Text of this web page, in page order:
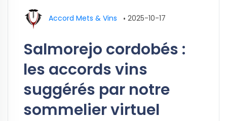
Accord Mets & Vins • 2025-10-17
Salmorejo cordobés :
les accords vins
suggérés par notre
sommelier virtuel